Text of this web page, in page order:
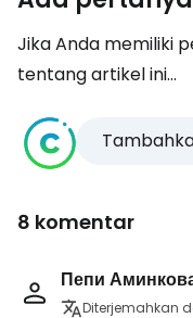
Jika Anda memiliki
tentang artikel ini...
8 komentar
Пепи
Diterjemahkan